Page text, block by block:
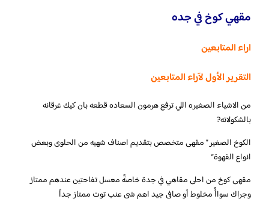
مقهي كوخ في جده
اراء المتابعين
التقرير الأول لآراء المتابعين
‏من الاشياء الصغيره اللي ترفع هرمون السعاده قطعه بان كيك غرقانه
بالشكولاته?
الكوخ الصغير ” مقهى متخصص بتقديم اصناف شهيه من الحلوى وبعض
انواع القهوة”
مقهى كوخ من احلى مقاهي في جدة خاصةً معسل تفاحتين عندهم ممتاز
وجراك سواأً مخلوط أو صافي جيد اهم شي عنب توت ممتاز جداً